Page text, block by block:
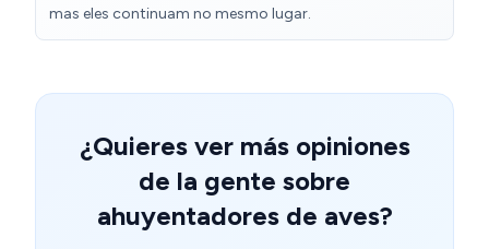
mas eles continuam no mesmo lugar.
¿Quieres ver más opiniones
de la gente sobre
ahuyentadores de aves?